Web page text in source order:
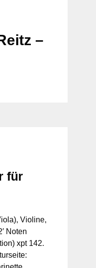
–
für
Violine,
Noten
xpt 142.